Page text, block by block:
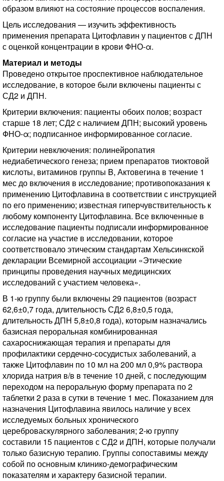
образом влияют на состояние процессов воспаления.
Цель исследования — изучить эффективность
применения препарата Цитофлавин у пациентов с ДПН
с оценкой концентрации в крови ФНО-α.
Материал и методы
Проведено открытое проспективное наблюдательное
исследование, в которое были включены пациенты с
СД2 и ДПН.
Критерии включения: пациенты обоих полов; возраст
старше 18 лет; СД2 с наличием ДПН; высокий уровень
ФНО-α; подписанное информированное согласие.
Критерии невключения: полинейропатия
недиабетического генеза; прием препаратов тиоктовой
кислоты, витаминов группы B, Актовегина в течение 1
мес до включения в исследование; противопоказания к
применению Цитофлавина в соответствии с инструкцией
по его применению; известная гиперчувствительность к
любому компоненту Цитофлавина. Все включенные в
исследование пациенты подписали информированное
согласие на участие в исследовании, которое
соответствовало этическим стандартам Хельсинкской
декларации Всемирной ассоциации «Этические
принципы проведения научных медицинских
исследований с участием человека».
В 1-ю группу были включены 29 пациентов (возраст
62,6±0,7 года, длительность СД2 6,8±0,5 года,
длительность ДПН 5,8±0,8 года), которым назначались
базисная пероральная комбинированная
сахароснижающая терапия и препараты для
профилактики сердечно-сосудистых заболеваний, а
также Цитофлавин по 10 мл на 200 мл 0,9% раствора
хлорида натрия в/в в течение 10 дней, с последующим
переходом на пероральную форму препарата по 2
таблетки 2 раза в сутки в течение 1 мес. Показанием для
назначения Цитофлавина явилось наличие у всех
исследуемых больных хронического
цереброваскулярного заболевания; 2-ю группу
составили 15 пациентов с СД2 и ДПН, которые получали
только базисную терапию. Группы сопоставимы между
собой по основным клинико-демографическим
показателям и характеру базисной терапии.